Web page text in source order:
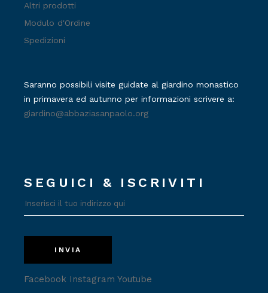
Altri prodotti
Modulo d'Ordine
Spedizioni
Saranno possibili visite guidate al giardino monastico
in primavera ed autunno per informazioni scrivere a:
giardino@abbaziasanpaolo.org
SEGUICI & ISCRIVITI
INVIA
Facebook Instagram Youtube